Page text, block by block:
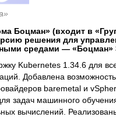
Боцман» (входит в
решения для
средами — «Боцман»
Kubernetes 1.34.6 для
Добавлена
baremetal и
задач машинного
вычислений.